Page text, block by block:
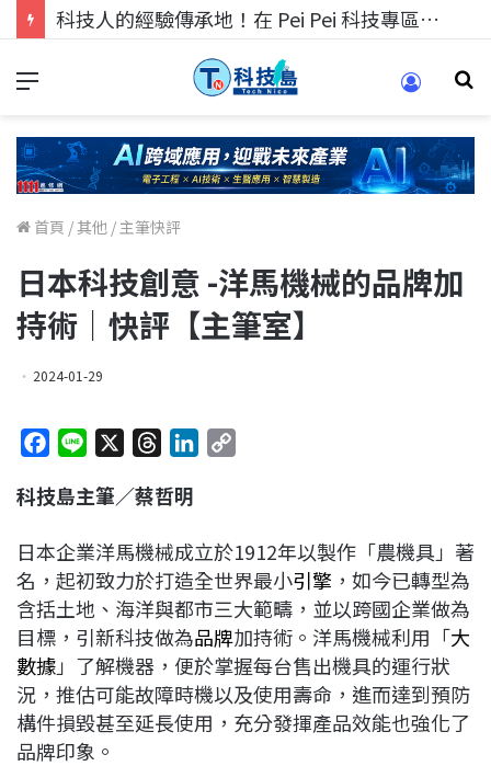
科技人的經驗傳承地！在 Pei Pei 科技專區，與學弟妹交流最硬核的技術
首頁 /其他 / 主筆快評
日本科技創意 -洋馬機械的品牌加
持術｜快評【主筆室】
2024-01-29
c
b
o
o
k
n
r
a
d
s
e
d
I
n
L
i
n
k
科技島主筆／蔡哲明
日本企業洋馬機械成立於1912年以製作「農機具」著
名，起初致力於打造全世界最小引擎 ，如今已轉型為
含括土地、海洋與都市三大範疇，並以跨國企業做為
目標，引新科技做為品牌加持術。洋馬機械利用「大
數據」了解機器，便於掌握每台售出機具的運行狀
況，推估可能故障時機以及使用壽命，進而達到預防
構件損毀甚至延長使用，充分發揮產品效能也強化了
品牌印象。